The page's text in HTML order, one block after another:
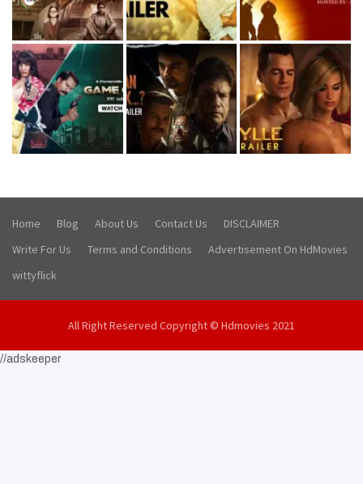
Home Blog About Us Contact Us
DISCLAIMER
Write For Us
Terms and Conditions
Advertisement On HdMovies
wittyflick
All Right Reserved Copyright © Hdmovies 2021
//adskeeper